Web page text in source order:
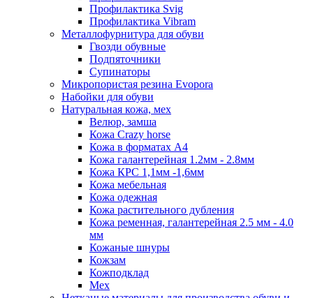
Профилактика Svig
Профилактика Vibram
Металлофурнитура для обуви
Гвозди обувные
Подпяточники
Супинаторы
Микропористая резина Evopora
Набойки для обуви
Натуральная кожа, мех
Велюр, замша
Кожа Crazy horse
Кожа в форматах А4
Кожа галантерейная 1.2мм - 2.8мм
Кожа КРС 1,1мм -1,6мм
Кожа мебельная
Кожа одежная
Кожа растительного дубления
Кожа ременная, галантерейная 2.5 мм - 4.0
мм
Кожаные шнуры
Кожзам
Кожподклад
Мех